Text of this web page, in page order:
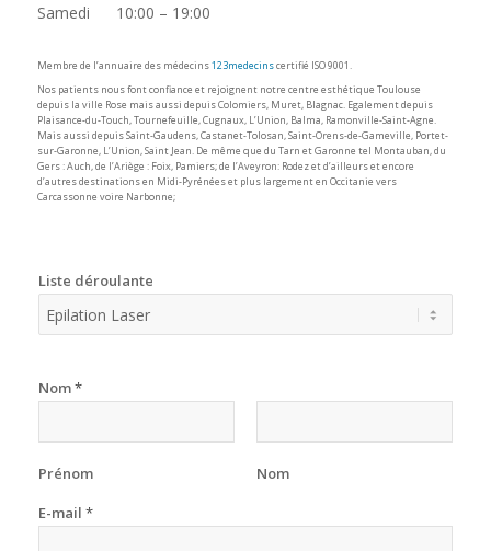
Samedi 10:00 – 19:00
Membre de l’annuaire des médecins123medecinscertifié ISO 9001.
Nos patients nous font confiance et rejoignent notre centre esthétique Toulouse
depuis la ville Rose mais aussi depuis Colomiers, Muret, Blagnac. Egalement depuis
Plaisance-du-Touch, Tournefeuille, Cugnaux, L’Union, Balma, Ramonville-Saint-Agne.
Mais aussi depuis Saint-Gaudens, Castanet-Tolosan, Saint-Orens-de-Gameville, Portet-
sur-Garonne, L’Union, Saint Jean. De même que du Tarn et Garonne tel Montauban, du
Gers : Auch, de l’Ariège : Foix, Pamiers; de l’Aveyron: Rodez et d’ailleurs et encore
d’autres destinations en Midi-Pyrénées et plus largement en Occitanie vers
Carcassonne voire Narbonne;
Liste déroulante
Nom*
Prénom
Nom
E-mail *